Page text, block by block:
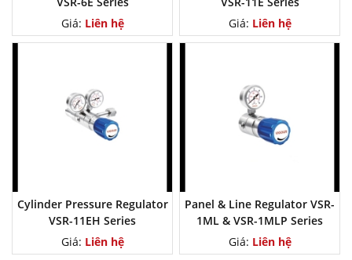
Giá: Liên hệ
Giá: Liên hệ
Cylinder Pressure Regulator
VSR-11EH Series
Giá: Liên hệ
Panel & Line Regulator VSR-
1ML & VSR-1MLP Series
Giá: Liên hệ